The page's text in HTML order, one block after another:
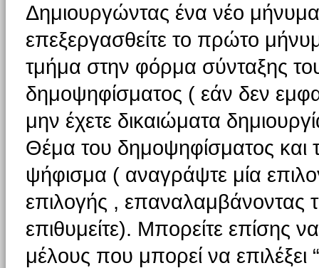
Δημιουργώντας ένα νέο
επεξεργασθείτε το πρώτο
τμήμα στην φόρμα σύνταξης
δημοψηφίσματος ( εάν δεν
μην έχετε δικαιώματα
Θέμα του δημοψηφίσματος και
ψήφισμα ( αναγράψτε μία
επιλογής , επαναλαμβάνοντας
επιθυμείτε). Μπορείτε επίσης
μέλους που μπορεί να επιλέξει